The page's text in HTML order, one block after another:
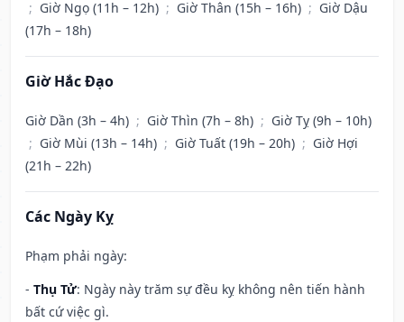
; Giờ Ngọ (11h – 12h) ; Giờ Thân (15h – 16h) ; Giờ Dậu
(17h – 18h)
Giờ Hắc Đạo
Giờ Dần (3h – 4h) ; Giờ Thìn (7h – 8h) ; Giờ Tỵ (9h – 10h)
; Giờ Mùi (13h – 14h) ; Giờ Tuất (19h – 20h) ; Giờ Hợi
(21h – 22h)
Các Ngày Kỵ
Phạm phải ngày:
- Thụ Tử: Ngày này trăm sự đều kỵ không nên tiến hành
bất cứ việc gì.